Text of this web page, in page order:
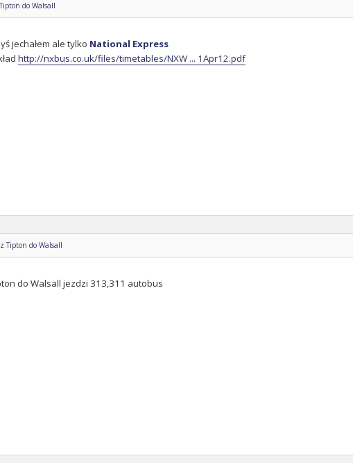
do Walsall
jechałem ale tylko National Express
http://nxbus.co.uk/files/timetables/NXW ... 1Apr12.pdf
Tipton do Walsall
do Walsall jezdzi 313,311 autobus